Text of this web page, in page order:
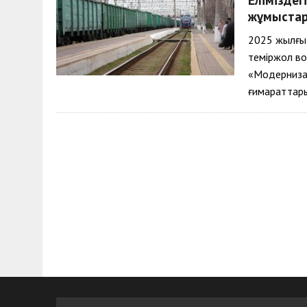
30 МАЯ, 2026 | ТҮСІНДІРУ ЖҰМЫСТАРЫ ЖҮРГІЗІЛДІ
2025 жылғы
теміржол